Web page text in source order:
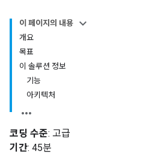
이 페이지의 내용
개요
목표
이 솔루션 정보
기능
아키텍처
코딩 수준: 고급
기간: 45분